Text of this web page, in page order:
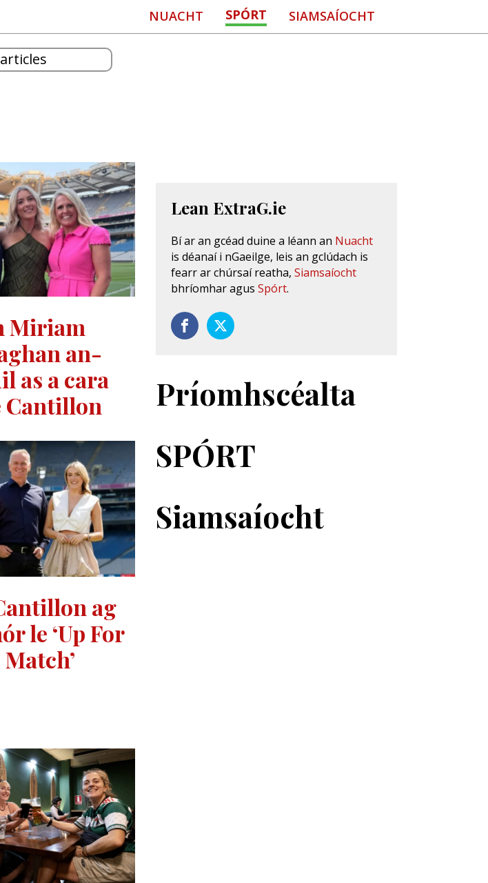
NUACHT SPÓRT SIAMSAÍOCHT
Miriam
an-
as a cara
Cantillon
ag
le ‘Up For
Lean ExtraG.ie
Bí ar an gcéad duine a léann an Nuacht
is déanaí i nGaeilge, leis an gclúdach is
fearr ar chúrsaí reatha,Siamsaíocht
bhríomhar agusSpórt.
Príomhscéalta
SPÓRT
Siamsaíocht